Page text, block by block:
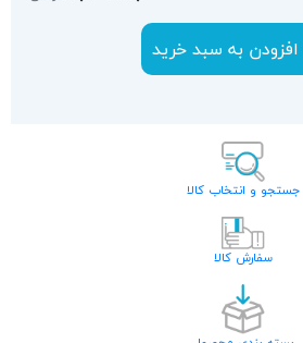
افزودن به سبد خرید
جستجو و انتخاب کالا
سفارش کالا